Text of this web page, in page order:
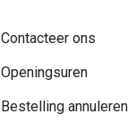
Contacteer ons
Openingsuren
Bestelling annuleren